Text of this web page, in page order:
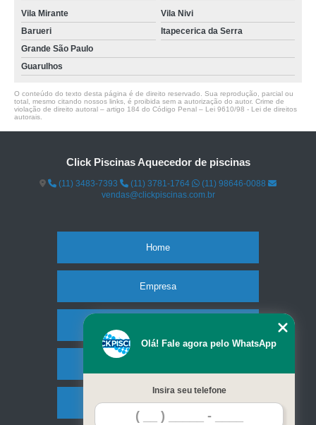
Vila Mirante
Vila Nivi
Barueri
Itapecerica da Serra
Grande São Paulo
Guarulhos
O conteúdo do texto desta página é de direito reservado. Sua reprodução, parcial ou
total, mesmo citando nossos links, é proibida sem a autorização do autor. Crime de
violação de direito autoral – artigo 184 do Código Penal – Lei 9610/98 - Lei de direitos
autorais
Click Piscinas Aquecedor de piscinas
(11) 3483-7393 (11) 3781-1764
(11) 98646-0088
vendas@clickpiscinas.com.br
Home
Empresa
Contato
Olá! Fale agora pelo WhatsApp
Insira seu telefone